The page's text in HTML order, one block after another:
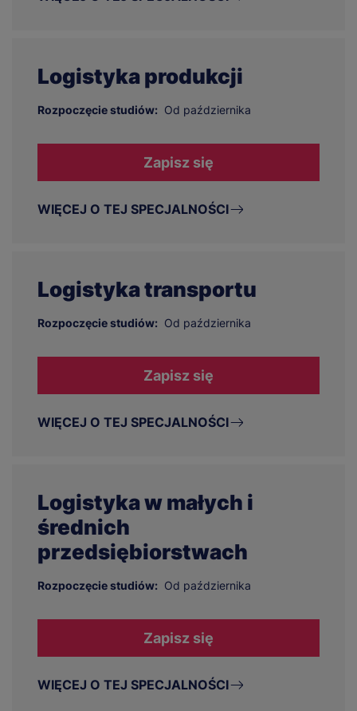
Logistyka produkcji
Rozpoczęcie studiów: Od października
Zapisz się
WIĘCEJ O TEJ SPECJALNOŚCI
Logistyka transportu
Rozpoczęcie studiów: Od października
Zapisz się
WIĘCEJ O TEJ SPECJALNOŚCI
Logistyka w małych i
średnich
przedsiębiorstwach
Rozpoczęcie studiów: Od października
Zapisz się
WIĘCEJ O TEJ SPECJALNOŚCI